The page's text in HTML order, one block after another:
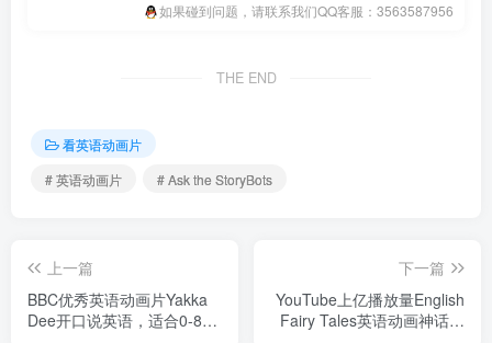
如果碰到问题，请联系我们QQ客服：3563587956
THE END
看英语动画片
# 英语动画片
# Ask the StoryBots
上一篇
BBC优秀英语动画片Yakka
Dee开口说英语，适合0-8
下一篇
YouTube上亿播放量English
Fairy Tales英语动画神话故